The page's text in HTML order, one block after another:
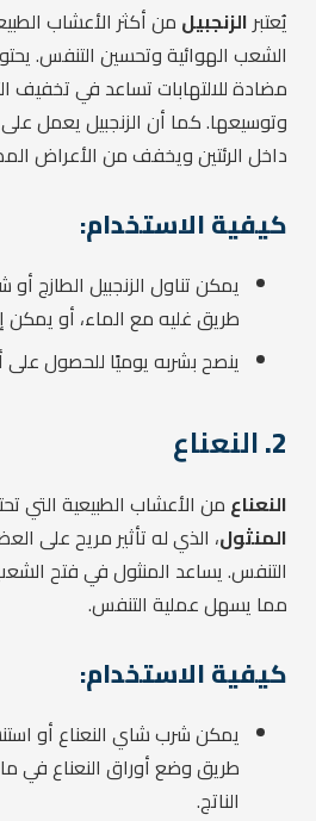
يُعتبرالزنجبيل من أكثر الأعشاب
الشعب الهوائية وتحسين التنفس.
مضادة للالتهابات تساعد في تخفيف
وتوسيعها. كما أن الزنجبيل يعمل على
داخل الرئتين ويخفف من الأعراض
كيفية الاستخدام:
يمكن تناول الزنجبيل الطازج
طريق غليه مع الماء، أو يمكن
ينصح بشربه يوميًا للحصول على
2. النعناع
النعناع من الأعشاب الطبيعية التي
المنثول، الذي له تأثير مريح على
التنفس. يساعد المنثول في فتح
مما يسهل عملية التنفس.
كيفية الاستخدام:
يمكن شرب شاي النعناع أو
طريق وضع أوراق النعناع في
الناتج.